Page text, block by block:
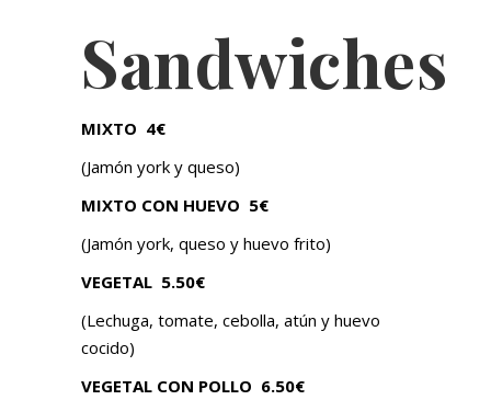
Sandwiches
MIXTO 4€
(Jamón york y queso)
MIXTO CON HUEVO 5€
(Jamón york, queso y huevo frito)
VEGETAL 5.50€
(Lechuga, tomate, cebolla, atún y huevo
cocido)
VEGETAL CON POLLO 6.50€